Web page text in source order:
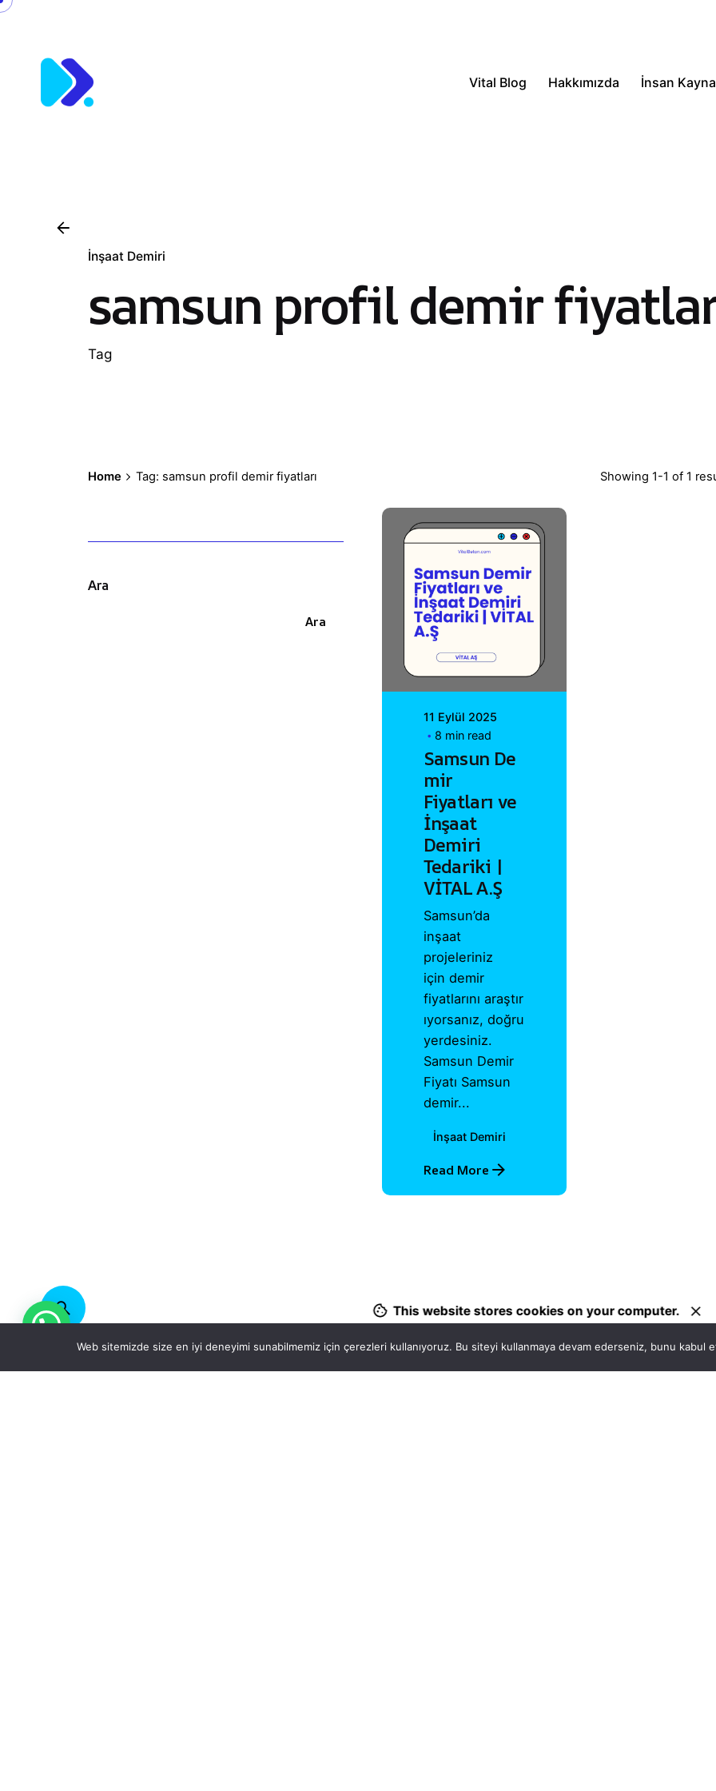
Skip
Vital Blog
Hakkımızda İnsan
İnşaat Demiri
samsun profil demir
Tag
Home Tag: samsun profil demir fiyatları Showing 1-1 of 1
Ara
Ara Posted by
Webmaster
11 Eylül 2025
8 min read
Samsun De
mir
Fiyatları ve
İnşaat
Demiri
Tedariki |
VİTAL A.Ş
Samsun’da
inşaat
projeleriniz
için demir
fiyatlarını araştır
ıyorsanız, doğru
yerdesiniz.
Samsun Demir
Fiyatı Samsun
demir...
İnşaat Demiri
Read More
This website stores cookies on your computer.
Web sitemizde size en iyi deneyimi sunabilmemiz için çerezleri kullanıyoruz. Bu siteyi kullanmaya devam ederseniz, bunu kabul